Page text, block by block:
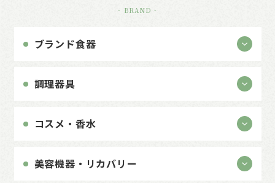
- BRAND -
ブランド食器
調理器具
コスメ・香水
美容機器・リカバリー